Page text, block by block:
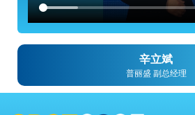
辛立斌
普丽盛 副总经理